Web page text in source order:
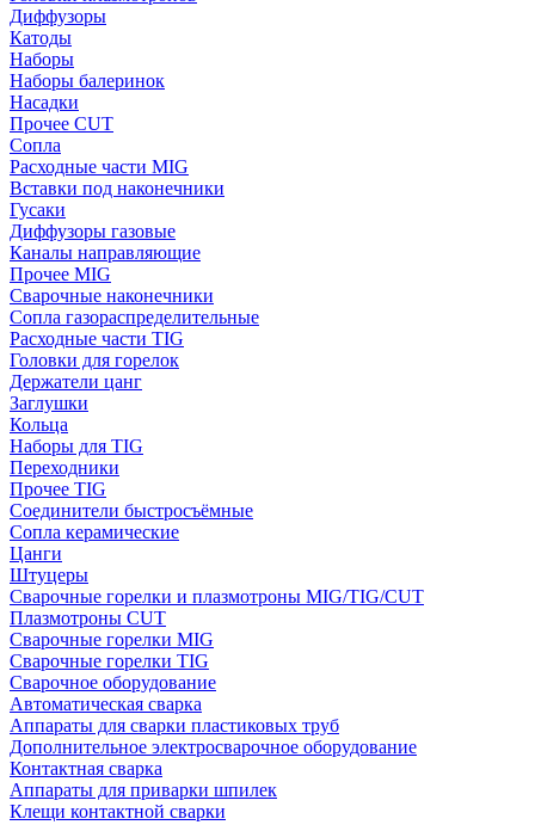
Диффузоры
Катоды
Наборы
Наборы балеринок
Насадки
Прочее CUT
Сопла
Расходные части MIG
Вставки под наконечники
Гусаки
Диффузоры газовые
Каналы направляющие
Прочее MIG
Сварочные наконечники
Сопла газораспределительные
Расходные части TIG
Головки для горелок
Держатели цанг
Заглушки
Кольца
Наборы для TIG
Переходники
Прочее TIG
Соединители быстросъёмные
Сопла керамические
Цанги
Штуцеры
Сварочные горелки и плазмотроны MIG/TIG/CUT
Плазмотроны CUT
Сварочные горелки MIG
Сварочные горелки TIG
Сварочное оборудование
Автоматическая сварка
Аппараты для сварки пластиковых труб
Дополнительное электросварочное оборудование
Контактная сварка
Аппараты для приварки шпилек
Клещи контактной сварки